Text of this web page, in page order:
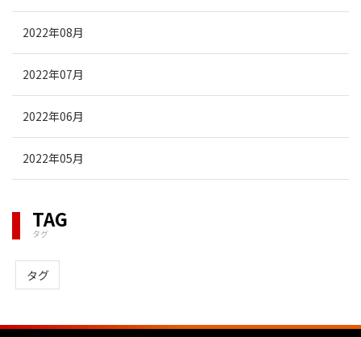
2022年08月
2022年07月
2022年06月
2022年05月
TAG
タグ
タグ